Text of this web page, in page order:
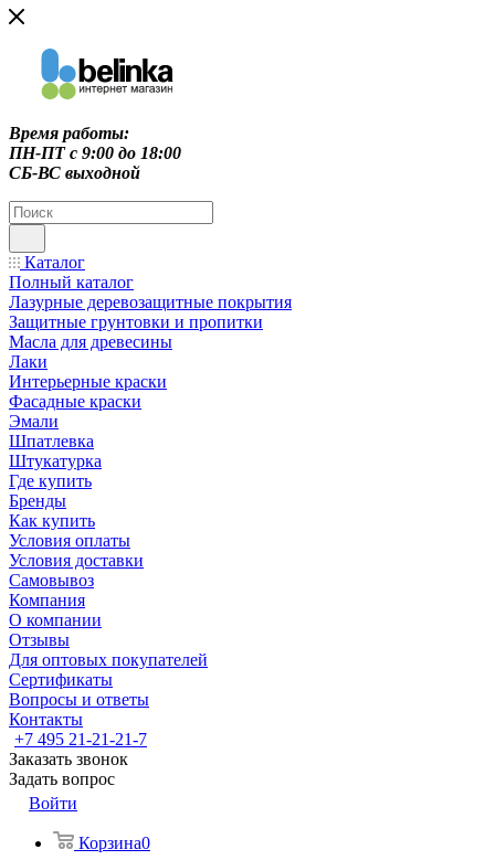
Время работы:
ПН-ПТ c 9:00 до 18:00
СБ-ВС выходной
Каталог
Полный каталог
Лазурные деревозащитные покрытия
Защитные грунтовки и пропитки
Масла для древесины
Лаки
Интерьерные краски
Фасадные краски
Эмали
Шпатлевка
Штукатурка
Где купить
Бренды
Как купить
Условия оплаты
Условия доставки
Самовывоз
Компания
О компании
Отзывы
Для оптовых покупателей
Сертификаты
Вопросы и ответы
Контакты
+7 495 21-21-21-7
Заказать звонок
Задать вопрос
Войти
Корзина0